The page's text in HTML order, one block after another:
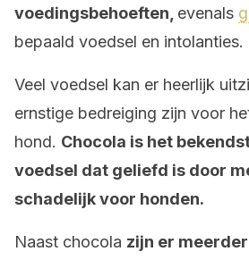
voedingsbehoeften, evenals
bepaald voedsel en intolanties.
Veel voedsel kan er heerlijk
ernstige bedreiging zijn voor
hond. Chocola is het
voedsel dat geliefd is door
schadelijk voor honden.
Naast chocola zijn er